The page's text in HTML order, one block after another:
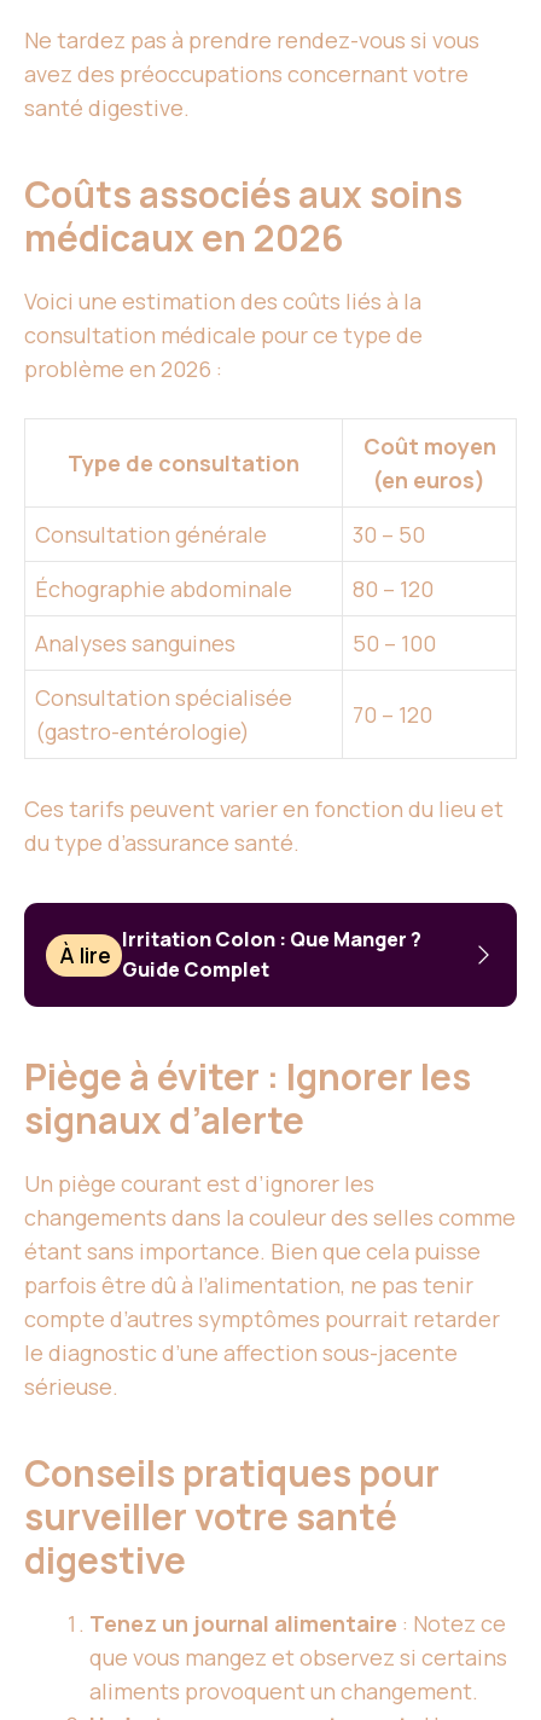
Ne tardez pas à prendre rendez-vous si vous
avez des préoccupations concernant votre
santé digestive.
Coûts associés aux soins
médicaux en 2026
Voici une estimation des coûts liés à la
consultation médicale pour ce type de
problème en 2026 :
Type de consultation
Coût moyen
(en euros)
Consultation générale
30 – 50
Échographie abdominale
80 – 120
Analyses sanguines
50 – 100
Consultation spécialisée
(gastro-entérologie)
70 – 120
Ces tarifs peuvent varier en fonction du lieu et
du type d’assurance santé.
À lire
Irritation Colon : Que Manger ?
Guide Complet
Piège à éviter : Ignorer les
signaux d’alerte
Un piège courant est d’ignorer les
changements dans la couleur des selles comme
étant sans importance. Bien que cela puisse
parfois être dû à l’alimentation, ne pas tenir
compte d’autres symptômes pourrait retarder
le diagnostic d’une affection sous-jacente
sérieuse.
Conseils pratiques pour
surveiller votre santé
digestive
Tenez un journal alimentaire : Notez ce
que vous mangez et observez si certains
aliments provoquent un changement.